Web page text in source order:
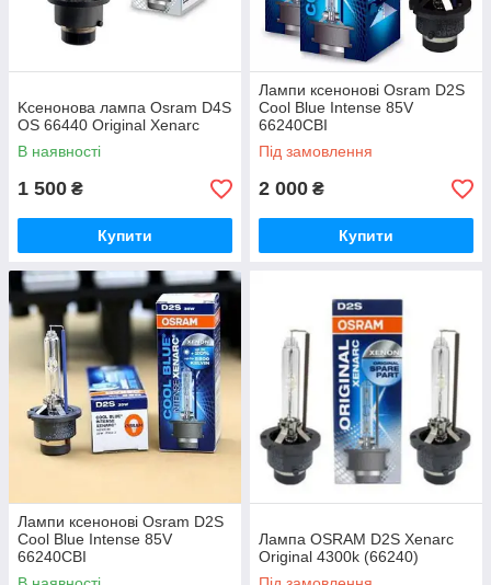
Kсенонова лампа Osram D4S
OS 66440 Original Xenarc
В наявності
1 500 ₴
Купити
Лампи ксенонові Osram D2S
Cool Blue Intense 85V
66240CBI
Під замовлення
2 000 ₴
Купити
Лампи ксенонові Osram D2S
Cool Blue Intense 85V
66240CBI
Лампа OSRAM D2S Xenarc
Original 4300k (66240)